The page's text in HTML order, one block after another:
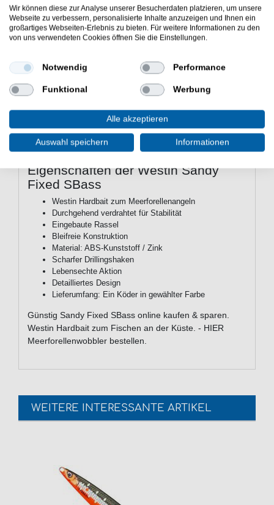
imitiert er mit einer ausgeprägten S-Kurve bei schnellen
Einholphasen eine flüchtende Beute, während kurze
Spinnstopps eine flatternde Bewegung erzeugen, die Angriffe
Lichtverhältnissen, von hellem Tageslicht bis in die
Dämmerung hinein. Der Sandy Fixed SBass eignet sich
sowohl für die Fischerei in der Brandung als auch im
Buhnenfeldern und richtet sich an Angler, die gezielt auf
Meerforelle in typischem Küstenrevier fischen.
Eigenschaften der Westin Sandy
Fixed SBass
Westin Hardbait zum Meerforellenangeln
Durchgehend verdrahtet für Stabilität
Eingebaute Rassel
Bleifreie Konstruktion
Material: ABS-Kunststoff / Zink
Scharfer Drillingshaken
Lebensechte Aktion
Detailliertes Design
Lieferumfang: Ein Köder in gewählter Farbe
Günstig Sandy Fixed SBass online kaufen & sparen.
Westin Hardbait zum Fischen an der Küste. - HIER
Meerforellenwobbler bestellen.
WEITERE INTERESSANTE ARTIKEL
Wir können diese zur Analyse unserer Besucherdaten platzieren, um unsere
Webseite zu verbessern, personalisierte Inhalte anzuzeigen und Ihnen ein
großartiges Webseiten-Erlebnis zu bieten. Für weitere Informationen zu den
von uns verwendeten Cookies öffnen Sie die Einstellungen.
Notwendig Performance
Funktional Werbung
Alle akzeptieren
Auswahl speichern Informationen